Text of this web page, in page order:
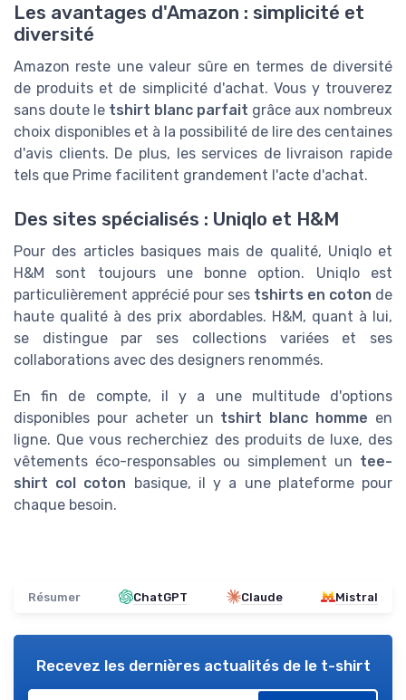
Les avantages d'Amazon : simplicité et
diversité
Amazon reste une valeur sûre en termes de diversité
de produits et de simplicité d'achat. Vous y trouverez
sans doute le tshirt blanc parfait grâce aux nombreux
choix disponibles et à la possibilité de lire des centaines
d'avis clients. De plus, les services de livraison rapide
tels que Prime facilitent grandement l'acte d'achat.
Des sites spécialisés : Uniqlo et H&M
Pour des articles basiques mais de qualité, Uniqlo et
H&M sont toujours une bonne option. Uniqlo est
particulièrement apprécié pour ses tshirts en coton de
haute qualité à des prix abordables. H&M, quant à lui,
se distingue par ses collections variées et ses
collaborations avec des designers renommés.
En fin de compte, il y a une multitude d'options
disponibles pour acheter un tshirt blanc homme en
ligne. Que vous recherchiez des produits de luxe, des
vêtements éco-responsables ou simplement un tee-
shirt col coton basique, il y a une plateforme pour
chaque besoin.
Résumer ChatGPT Claude Mistral
Recevez les dernières actualités de le t-shirt